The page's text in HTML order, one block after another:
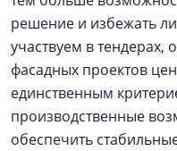
решение и избежать
участвуем в тендерах,
фасадных проектов
единственным
производственные
обеспечить